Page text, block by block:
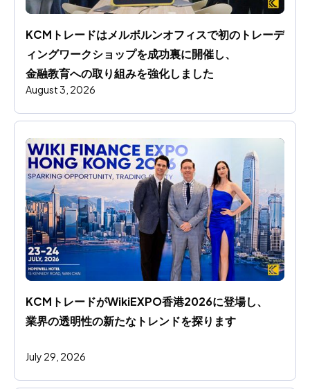
KCMトレードはメルボルンオフィスで初のトレーデ
ィングワークショップを成功裏に開催し、
金融教育への取り組みを強化しました
August 3, 2026
KCMトレードがWikiEXPO香港2026に登場し、
業界の透明性の新たなトレンドを探ります
July 29, 2026